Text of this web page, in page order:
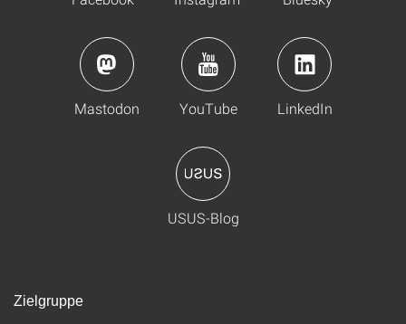
Mastodon YouTube LinkedIn
USUS-Blog
Zielgruppe